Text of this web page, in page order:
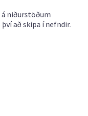
niðurstöðum
að skipa í nefndir.